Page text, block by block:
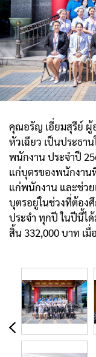
คุณอรัญ เอี่ยมสุรีย์
หัวเฉียว เป็นประธา
พนักงาน ประจำปี
แก่บุตรของพนักงาน
แก่พนักงาน และช่วย
บุตรอยู่ในช่วงที่ต้องศึ
ประจำ ทุกปี ในปีนี้ไ
สิ้น 332,000 บาท เ